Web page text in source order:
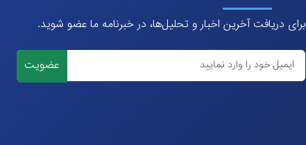
برای دریافت آخرین اخبار و تحلیل‌ها، در خبرنامه ما عضو شوید.
عضویت